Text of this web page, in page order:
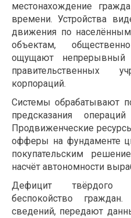
местонахождение
времени. Устройства
движения по населённым
объектам,
ощущают непрерывный
правительственных
корпораций.
Системы обрабатывают
предсказания
Продвиженческие
офферы на фундаменте
покупательским
насчёт автономности
Дефицит твёрдого
беспокойство
сведений, передают